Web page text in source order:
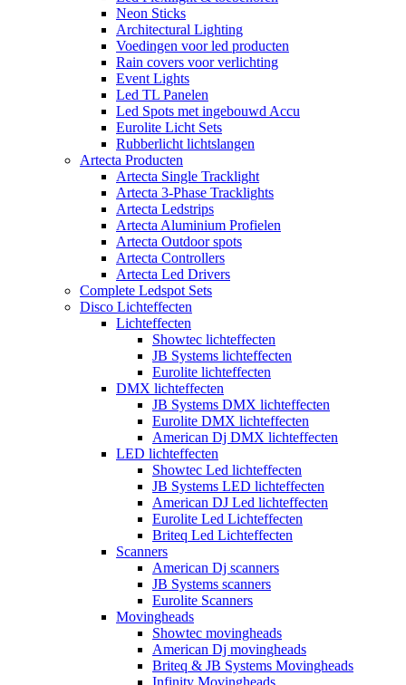
Neon Sticks
Architectural Lighting
Voedingen voor led producten
Rain covers voor verlichting
Event Lights
Led TL Panelen
Led Spots met ingebouwd Accu
Eurolite Licht Sets
Rubberlicht lichtslangen
Artecta Producten
Artecta Single Tracklight
Artecta 3-Phase Tracklights
Artecta Ledstrips
Artecta Aluminium Profielen
Artecta Outdoor spots
Artecta Controllers
Artecta Led Drivers
Complete Ledspot Sets
Disco Lichteffecten
Lichteffecten
Showtec lichteffecten
JB Systems lichteffecten
Eurolite lichteffecten
DMX lichteffecten
JB Systems DMX lichteffecten
Eurolite DMX lichteffecten
American Dj DMX lichteffecten
LED lichteffecten
Showtec Led lichteffecten
JB Systems LED lichteffecten
American DJ Led lichteffecten
Eurolite Led Lichteffecten
Briteq Led Lichteffecten
Scanners
American Dj scanners
JB Systems scanners
Eurolite Scanners
Movingheads
Showtec movingheads
American Dj movingheads
Briteq & JB Systems Movingheads
Infinity Movingheads